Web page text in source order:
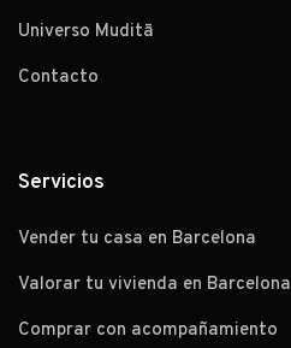
Universo Muditā
Contacto
Servicios
Vender tu casa en Barcelona
Valorar tu vivienda en Barcelona
Comprar con acompañamiento